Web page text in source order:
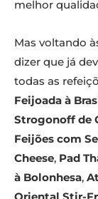
melhor
Mas voltando
dizer que já
todas as
Feijoada à
Strogonoff de
Feijões com
Cheese, Pad
à Bolonhesa,